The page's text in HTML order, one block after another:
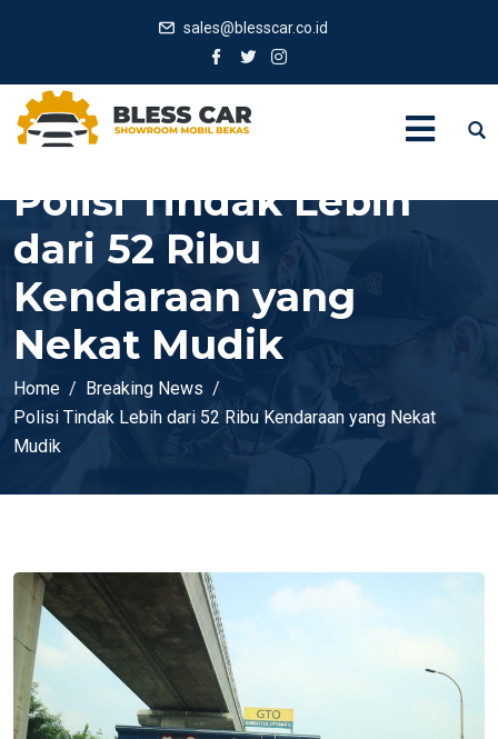
sales@blesscar.co.id
Polisi Tindak Lebih
dari 52 Ribu
Kendaraan yang
Nekat Mudik
Home
Breaking News
Polisi Tindak Lebih dari 52 Ribu Kendaraan yang Nekat
Mudik